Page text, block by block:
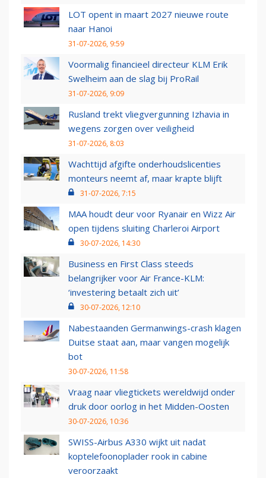
LOT opent in maart 2027 nieuwe route
naar Hanoi
31-07-2026, 9:59
Voormalig financieel directeur KLM Erik
Swelheim aan de slag bij ProRail
31-07-2026, 9:09
Rusland trekt vliegvergunning Izhavia in
wegens zorgen over veiligheid
31-07-2026, 8:03
Wachttijd afgifte onderhoudslicenties
monteurs neemt af, maar krapte blijft
31-07-2026, 7:15
MAA houdt deur voor Ryanair en Wizz Air
open tijdens sluiting Charleroi Airport
30-07-2026, 14:30
Business en First Class steeds
belangrijker voor Air France-KLM:
‘investering betaalt zich uit’
30-07-2026, 12:10
Nabestaanden Germanwings-crash klagen
Duitse staat aan, maar vangen mogelijk
bot
30-07-2026, 11:58
Vraag naar vliegtickets wereldwijd onder
druk door oorlog in het Midden-Oosten
30-07-2026, 10:36
SWISS-Airbus A330 wijkt uit nadat
koptelefoonoplader rook in cabine
veroorzaakt